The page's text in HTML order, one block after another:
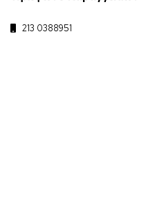
213 0388951